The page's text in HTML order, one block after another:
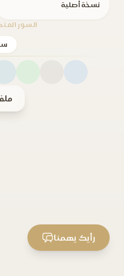
نسخة أصلية
السور
رأيك يهمنا